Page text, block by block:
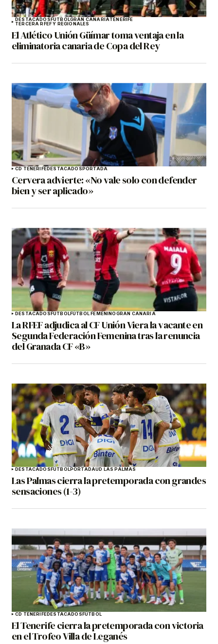
DESTACADOSFÚTBOLGRAN CANARIATENERIFE
TERCERA RFEF Y REGIONALES
El Atlético Unión Güímar toma ventaja en la
eliminatoria canaria de Copa del Rey
CD TENERIFEDESTACADOSPORTADA
Cervera advierte: «No vale solo con defender
bien y ser aplicado»
DESTACADOSFÚTBOLFÚTBOL FEMENINOGRAN CANARIA
La RFEF adjudica al CF Unión Viera la vacante en
Segunda Federación Femenina tras la renuncia
del Granada CF «B»
DESTACADOSFÚTBOLPORTADAUD LAS PALMAS
Las Palmas cierra la pretemporada con grandes
sensaciones (1-3)
CD TENERIFEDESTACADOSFÚTBOL
El Tenerife cierra la pretemporada con victoria
en el Trofeo Villa de Leganés